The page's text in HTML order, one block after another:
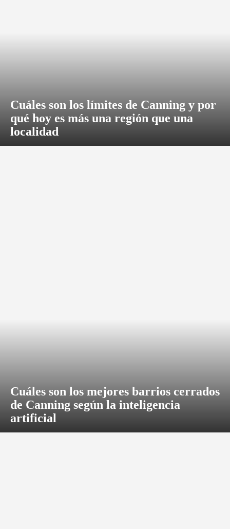
Cuáles son los límites de Canning y por
qué hoy es más una región que una
localidad
Cuáles son los mejores barrios cerrados
de Canning según la inteligencia
artificial